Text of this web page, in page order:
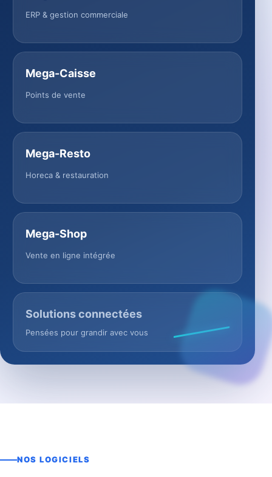
ERP & gestion commerciale
Mega-Caisse
Points de vente
Mega-Resto
Horeca & restauration
Mega-Shop
Vente en ligne intégrée
Solutions connectées
Pensées pour grandir avec vous
NOS LOGICIELS